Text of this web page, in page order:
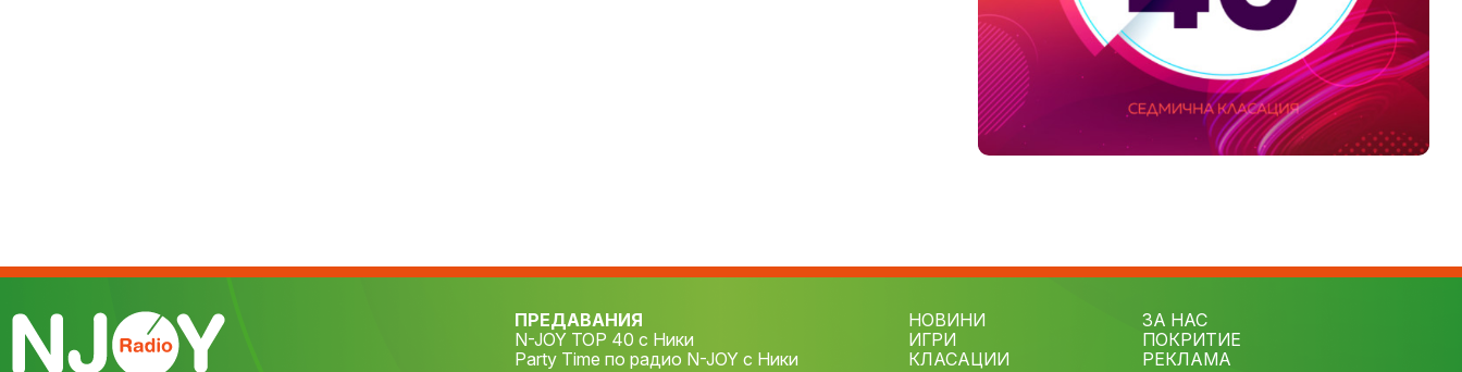
ПРЕДАВАНИЯ
N-JOY TOP 40 с Ники
Party Time по радио N-JOY с Ники
НОВИНИ
ИГРИ
КЛАСАЦИИ
ЗА НАС
ПОКРИТИЕ
РЕКЛАМА